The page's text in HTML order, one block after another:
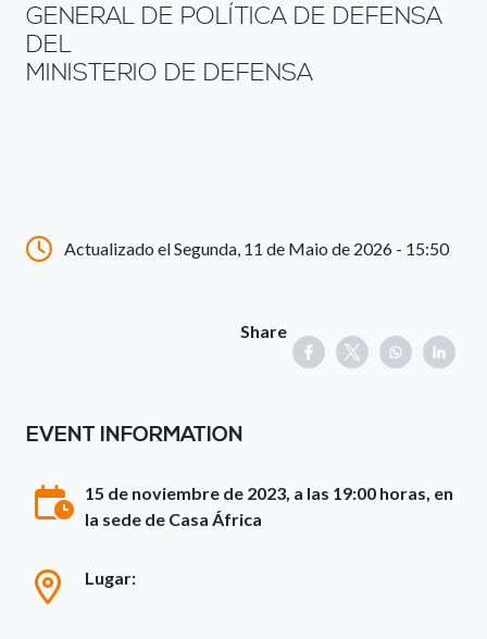
GENERAL DE POLÍTICA DE DEFENSA
DEL
MINISTERIO DE DEFENSA
Actualizado el Segunda, 11 de Maio de 2026 - 15:50
Share
EVENT INFORMATION
15 de noviembre de 2023, a las 19:00 horas, en
la sede de Casa África
Lugar: